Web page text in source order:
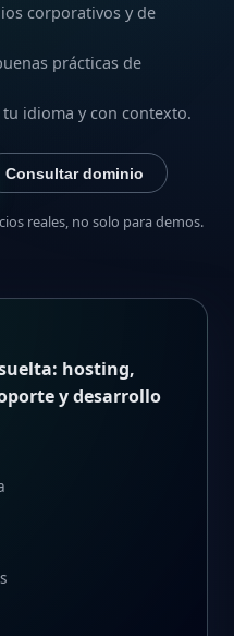
corporativos y de
prácticas de
idioma y con contexto.
Consultar dominio
reales, no solo para demos.
hosting,
y desarrollo